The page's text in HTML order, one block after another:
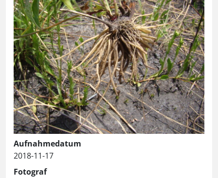
Aufnahmedatum
2018-11-17
Fotograf